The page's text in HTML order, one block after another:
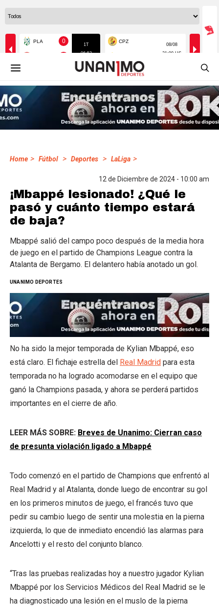
Home > Fútbol > Deportes > LaLiga >
12 de Diciembre de 2024 - 10:00 am
¡Mbappé lesionado! ¿Qué le
pasó y cuánto tiempo estará
de baja?
Mbappé salió del campo poco después de la media hora
de juego en el partido de Champions League contra la
Atalanta de Bergamo. El delantero había anotado un gol.
UNANIMO DEPORTES
No ha sido la mejor temporada de Kylian Mbappé, eso
está claro. El fichaje estrella del Real Madrid para esta
temporada no ha logrado acomodarse en el equipo que
ganó la Champions pasada, y ahora se perderá partidos
importantes en el cierre de año.
LEER MÁS SOBRE: Breves de Unanimo: Cierran caso
de presunta violación ligado a Mbappé
Todo comenzó en el partido de Champions que enfrentó al
Real Madrid y al Atalanta, donde luego de encontrar su gol
en los primeros minutos de juego, el francés tuvo que
pedir su cambio luego de sentir una molestia en la pierna
izquierda, lo que de inmediato encendió las alarmas para
Ancelotti y el resto del conjunto blanco.
“Tras las pruebas realizadas hoy a nuestro jugador Kylian
Mbappé por los Servicios Médicos del Real Madrid se le
ha diagnosticado una lesión en el muslo de la pierna